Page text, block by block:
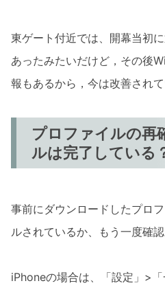
東ゲート付近では、開幕当初
あったみたいだけど，その後
報もあるから，今は改善され
プロファイルの再
ルは完了している
事前にダウンロードしたプロ
ルされているか、もう一度確
iPhoneの場合は、「設定」>